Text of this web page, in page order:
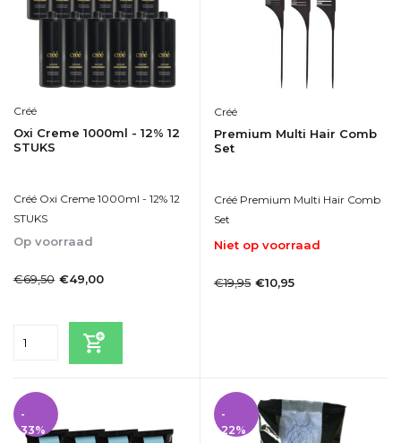
Créé
Oxi Creme 1000ml - 12% 12
STUKS
Créé Oxi Creme 1000ml - 12% 12
STUKS
Op voorraad
€69,50 €49,00
Créé
Premium Multi Hair Comb
Set
Créé Premium Multi Hair Comb
Set
Niet op voorraad
€19,95 €10,95
-
33%
-
22%